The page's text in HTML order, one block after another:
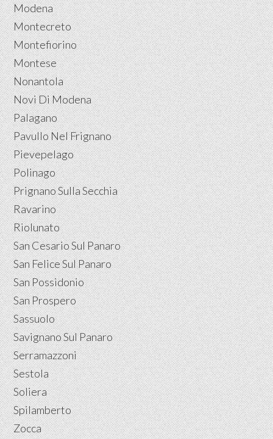
Modena
Montecreto
Montefiorino
Montese
Nonantola
Novi Di Modena
Palagano
Pavullo Nel Frignano
Pievepelago
Polinago
Prignano Sulla Secchia
Ravarino
Riolunato
San Cesario Sul Panaro
San Felice Sul Panaro
San Possidonio
San Prospero
Sassuolo
Savignano Sul Panaro
Serramazzoni
Sestola
Soliera
Spilamberto
Zocca